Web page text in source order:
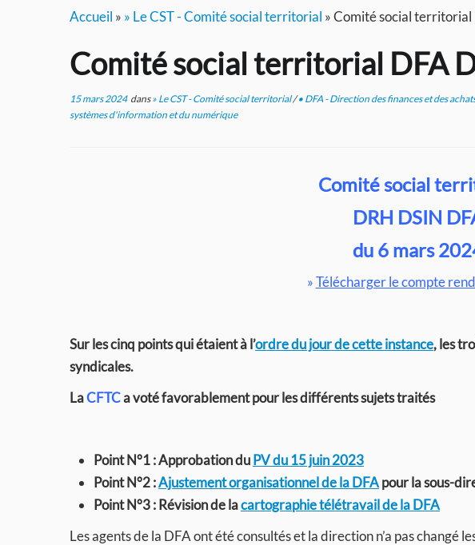
Accueil » » Le CST - Comité social territorial »Comité social territorial
Comité social territorial DFA
15 mars 2024dans» Le CST - Comité social territorial/• DFA - Direction des finances et des
systèmes d'information et du numérique
Comité social
DRH DSIN
du 6 mars
»Télécharger le compte
Sur les cinq points qui étaient à l’ordre du jour de cette instance, les
syndicales.
LaCFTCa voté favorablement pour les différents sujets traités
Point N°1 : Approbation duPV du 15 juin 2023
Point N°2 :Ajustement organisationnel de la DFApour la sous-
Point N°3 : Révision de lacartographie télétravail de la DFA
Les agents de la DFA ont été consultés et la direction n’a pas changé